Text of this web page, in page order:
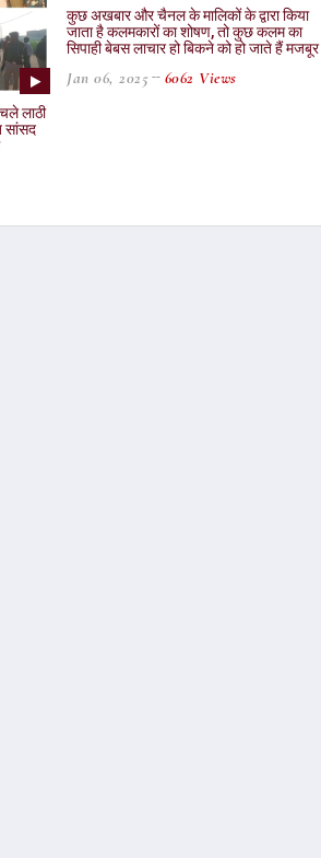
लाठी
सांसद
कुछ अखबार और चैनल के मालिकों के द्वारा किया
जाता है कलमकारों का शोषण, तो कुछ कलम का
सिपाही बेबस लाचार हो बिकने को हो जाते हैं मजबूर
Jan 06, 2025 6062 Views